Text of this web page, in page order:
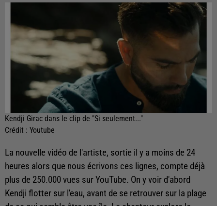
Kendji Girac dans le clip de "Si seulement..."
Crédit : Youtube
La nouvelle vidéo de l'artiste, sortie il y a moins de 24
heures alors que nous écrivons ces lignes, compte déjà
plus de 250.000 vues sur YouTube. On y voir d'abord
Kendji flotter sur l'eau, avant de se retrouver sur la plage